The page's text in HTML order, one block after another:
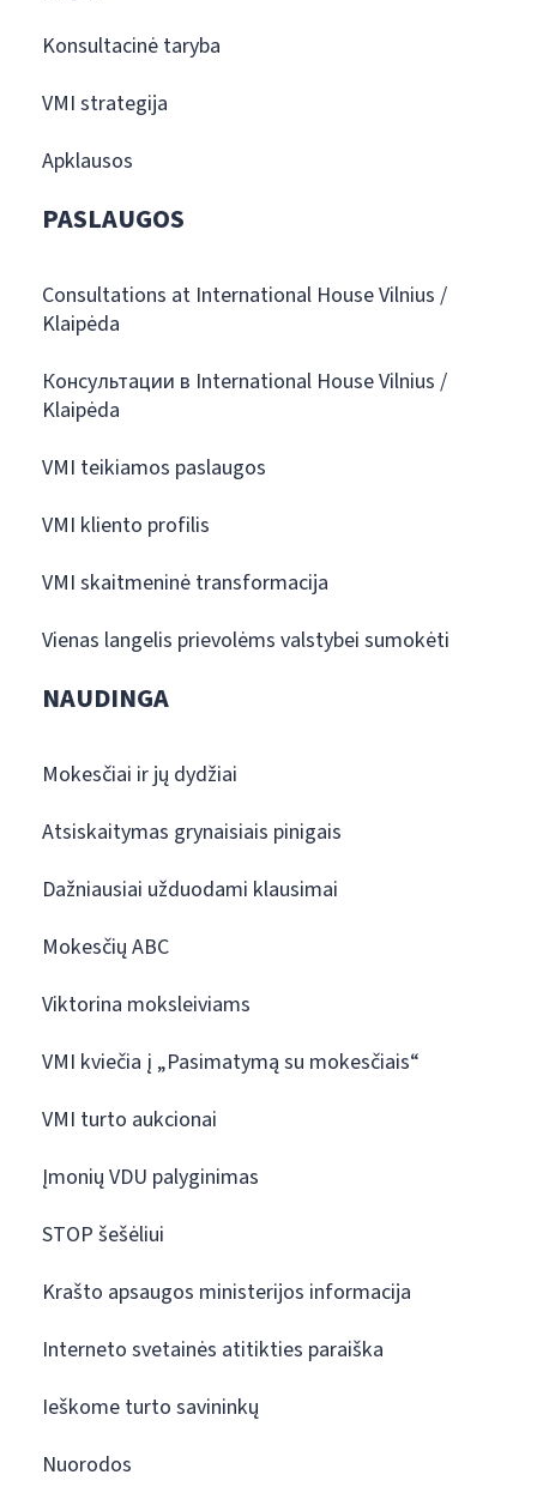
Konsultacinė taryba
VMI strategija
Apklausos
PASLAUGOS
Consultations at International House Vilnius /
Klaipėda
Консультации в International House Vilnius /
Klaipėda
VMI teikiamos paslaugos
VMI kliento profilis
VMI skaitmeninė transformacija
Vienas langelis prievolėms valstybei sumokėti
NAUDINGA
Mokesčiai ir jų dydžiai
Atsiskaitymas grynaisiais pinigais
Dažniausiai užduodami klausimai
Mokesčių ABC
Viktorina moksleiviams
VMI kviečia į „Pasimatymą su mokesčiais“
VMI turto aukcionai
Įmonių VDU palyginimas
STOP šešėliui
Krašto apsaugos ministerijos informacija
Interneto svetainės atitikties paraiška
Ieškome turto savininkų
Nuorodos